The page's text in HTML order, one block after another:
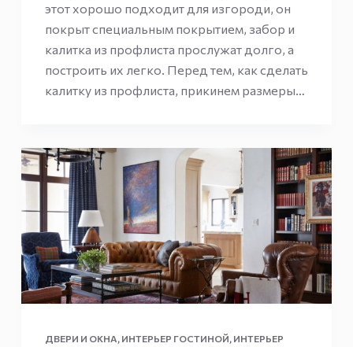
этот хорошо подходит для изгороди, он
покрыт специальным покрытием, забор и
калитка из профлиста прослужат долго, а
построить их легко. Перед тем, как сделать
калитку из профлиста, прикинем размеры…
ДВЕРИ И ОКНА ИНТЕРЬЕР ГОСТИНОЙ ИНТЕРЬЕР